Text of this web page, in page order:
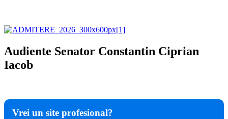
Audiente Senator Constantin Ciprian
Iacob
Vrei un site profesional?